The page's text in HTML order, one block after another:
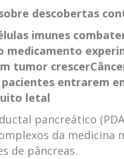
descobertas
imunes
medicamento
tumor crescer
pacientes entrarem
letal
pancreático
da medicina
de pâncreas.